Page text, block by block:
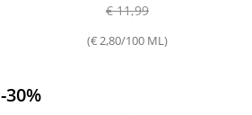
€ 11,99
(€ 2,80/100 ML)
-30%